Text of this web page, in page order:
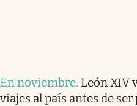
En noviembre. León XIV
viajes al país antes de